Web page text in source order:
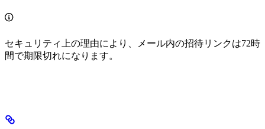
セキュリティ上の理由により、メール内の招待リンクは72時
間で期限切れになります。